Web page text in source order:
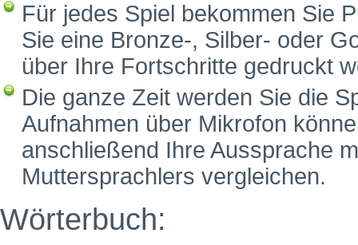
Für jedes Spiel bekommen Sie
Sie eine Bronze-, Silber- oder
über Ihre Fortschritte gedruckt
Die ganze Zeit werden Sie die
Aufnahmen über Mikrofon
anschließend Ihre Aussprache
Muttersprachlers vergleichen.
Wörterbuch: